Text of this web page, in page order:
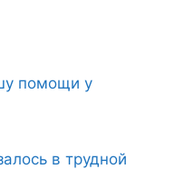
помощи у
в трудной